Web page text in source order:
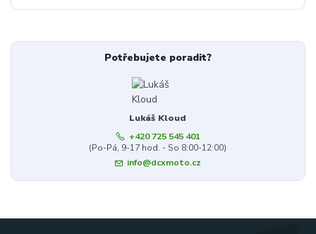
Potřebujete poradit?
Lukáš Kloud
+420 725 545 401
(Po-Pá, 9-17 hod. - So 8:00-12:00)
info@dcxmoto.cz